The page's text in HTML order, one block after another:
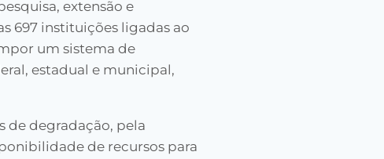
extensão e
697 instituições ligadas ao
um sistema de
estadual e municipal,
de degradação, pela
de recursos para